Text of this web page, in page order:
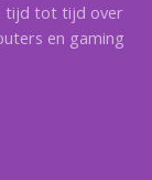
tijd tot tijd over
en gaming